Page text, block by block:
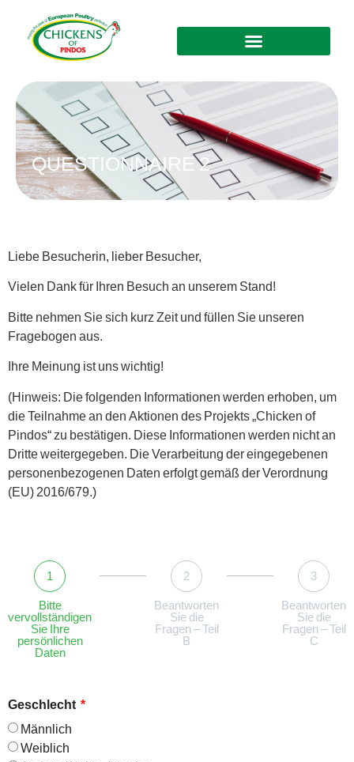
QUESTIONNAIRE 2
Liebe Besucherin, lieber Besucher,
Vielen Dank für Ihren Besuch an unserem Stand!
Bitte nehmen Sie sich kurz Zeit und füllen Sie unseren
Fragebogen aus.
Ihre Meinung ist uns wichtig!
(Hinweis: Die folgenden Informationen werden erhoben, um
die Teilnahme an den Aktionen des Projekts „Chicken of
Pindos“ zu bestätigen. Diese Informationen werden nicht an
Dritte weitergegeben. Die Verarbeitung der eingegebenen
personenbezogenen Daten erfolgt gemäß der Verordnung
(EU) 2016/679.)
1
Bitte
vervollständigen
Sie Ihre
persönlichen
Daten
2
Beantworten
Sie die
Fragen – Teil
B
3
Beantworten
Sie die
Fragen – Teil
C
Geschlecht
Männlich
Weiblich